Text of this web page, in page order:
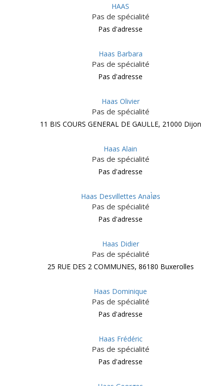
HAAS
Pas de spécialité
Pas d'adresse
Haas Barbara
Pas de spécialité
Pas d'adresse
Haas Olivier
Pas de spécialité
11 BIS COURS GENERAL DE GAULLE, 21000 Dijon
Haas Alain
Pas de spécialité
Pas d'adresse
Haas Desvillettes AnaÌøs
Pas de spécialité
Pas d'adresse
Haas Didier
Pas de spécialité
25 RUE DES 2 COMMUNES, 86180 Buxerolles
Haas Dominique
Pas de spécialité
Pas d'adresse
Haas Frédéric
Pas de spécialité
Pas d'adresse